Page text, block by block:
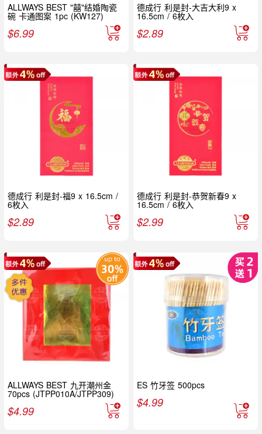
ALLWAYS BEST "囍"结婚陶瓷
碗 卡通图案 1pc (KW127)
$6.99
德成行 利是封-大吉大利9 x
16.5cm / 6枚入
$2.89
德成行 利是封-福9 x 16.5cm /
6枚入
$2.89
德成行 利是封-恭贺新春9 x
16.5cm / 6枚入
$2.99
ALLWAYS BEST 九开潮州金
70pcs (JTPP010A/JTPP309)
$4.99
ES 竹牙签 500pcs
$4.99